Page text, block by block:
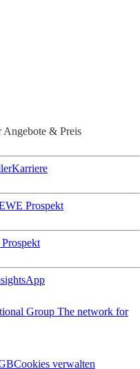
Angebote & Preis
Karriere
Prospekt
App
Group The network for
Cookies verwalten